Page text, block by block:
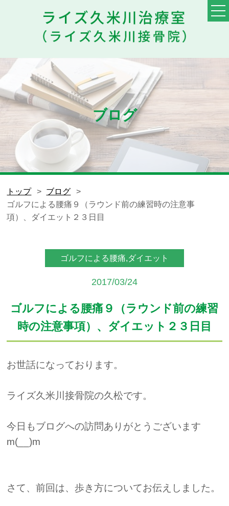
料金・メニュー
初めての方へ
他院との違い
患者様の声
ブログ
予約・お問合せ
ブログ
トップ
ブログ
ゴルフによる腰痛９（ラウンド前の練習時の注意事
項）、ダイエット２３日目
ゴルフによる腰痛,ダイエット
2017/03/24
ゴルフによる腰痛９（ラウンド前の練習
時の注意事項）、ダイエット２３日目
お世話になっております。
ライズ久米川接骨院の久松です。
今日もブログへの訪問ありがとうございます
m(__)m
さて、前回は、歩き方についてお伝えしました。